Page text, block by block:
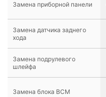
Замена приборной панели
Замена датчика заднего
хода
Замена подрулевого
шлейфа
Замена блока BCM